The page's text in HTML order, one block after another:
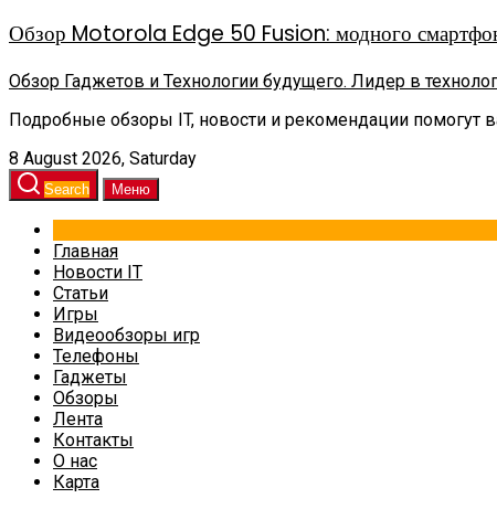
Обзор Motorola Edge 50 Fusion: модного
Обзор Гаджетов и Технологии будущего. Лидер в
Подробные обзоры IT, новости и рекомендации
8 August 2026, Saturday
Search Меню
Главная
Новости IT
Статьи
Игры
Видеообзоры игр
Телефоны
Гаджеты
Обзоры
Лента
Контакты
О нас
Карта